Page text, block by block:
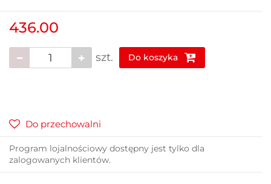
436.00
szt. Do koszyka
Do przechowalni
Program lojalnościowy dostępny jest tylko dla
zalogowanych klientów.